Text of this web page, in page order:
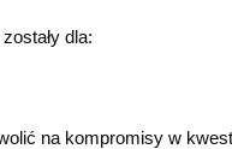
dla:
na kompromisy w